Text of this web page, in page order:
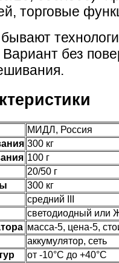
торговые
без
МИДЛ, Россия
300 кг
100 г
20/50 г
300 кг
средний III
светодиодный или
масса-5, цена-5,
аккумулятор, сеть
от -10°C до +40°C